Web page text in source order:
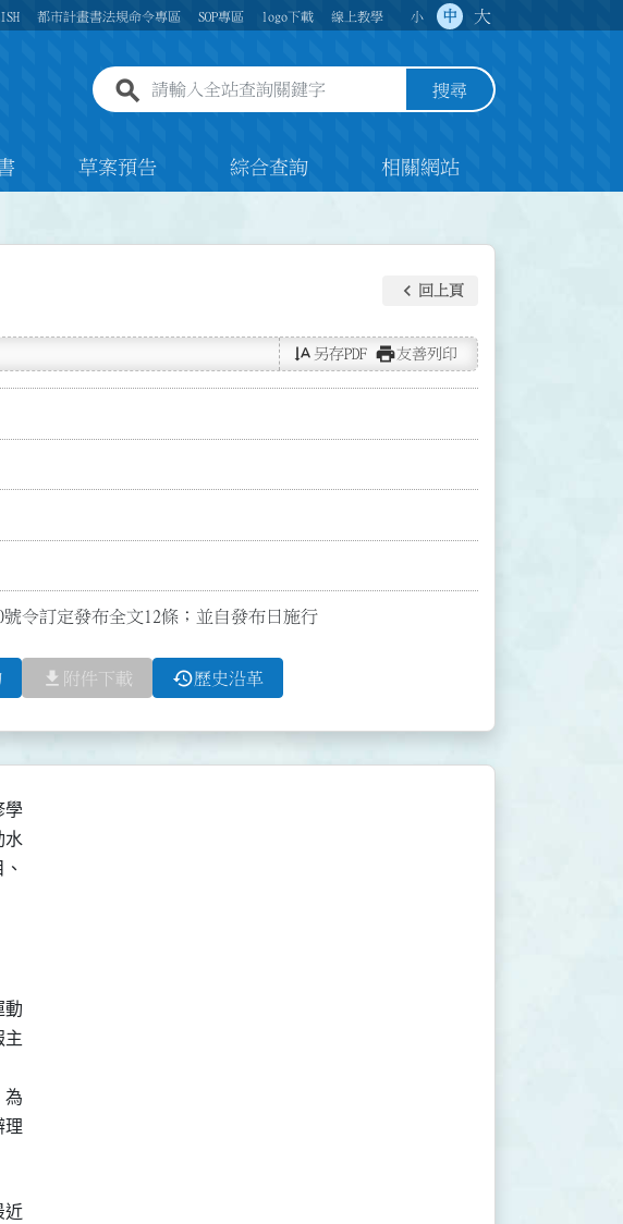
都市計畫書法規命令專區 SOP專區 logo下載 線上教學 小 中 大
全站查詢關鍵字欄位 搜尋
草案預告 綜合查詢 相關網站
keyboard_arrow_left 回上頁
text_rotate_vertical 另存PDF print友善列印
號令訂定發布全文12條；並自發布日施行
file_download 附件下載 history歷史沿革
學
水
動
主
為
理
近